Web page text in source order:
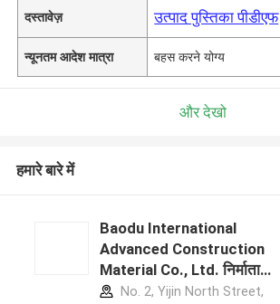
दस्तावेज़ उत्पाद पुस्तिका पीडीएफ
न्यूनतम आदेश मात्रा बहस करने योग्य
और देखो
हमारे बारे में
Baodu International
Advanced Construction
Material Co., Ltd. निर्माता
प्रोफ़ाइलNo. 2, Yijin North Street,